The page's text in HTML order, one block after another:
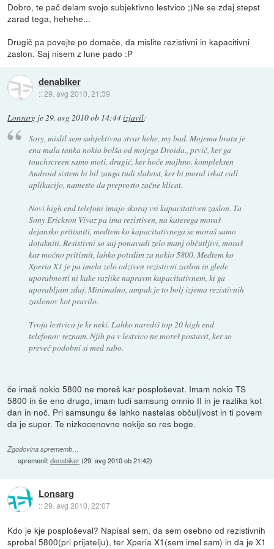
Dobro, te pač delam svojo subjektivno lestvico ;)Ne se zdaj stepst
zarad tega, hehehe...
Drugič pa povejte po domače, da mislite rezistivni in kapacitivni
zaslon. Saj nisem z lune pado :P
denabiker
::29. avg 2010, 21:39
Lonsarg je29. avg 2010 ob 14:44izjavil:
Sory, mislil sem subjektivna stvar hehe, my bad. Mojemu bratu je
ena mala tanka nokia bolša od mojega Droida., prvič, ker ga
touchscreen samo moti, drugič, ker hoče majhno. kompleksen
Android sistem bi bil zanga tudi slabost, ker bi moral iskat call
aplikacijo, namesto da preprosto začne klicat.
Novi high end telefoni imajo skoraj vsi kapacitativen zaslon. Ta
Sony Erickson Vivaz pa ima rezistiven, na katerega moraš
dejansko pritisniti, medtem ko kapacitativnega se moraš samo
dotakniti. Resistivni so saj ponavadi zelo manj občutljivi, moraš
kar močno pritisnit, lahko potrdim za nokio 5800. Medtem ko
Xperia X1 je pa imela zelo odziven rezistivni zaslon in glede
uporabnosti ni kake razlike napravm kapacitativnem, ki ga
uporabljam zdaj. Minimalno, ampak je to bolj izjema rezistivnih
zaslonov kot pravilo.
Tvoja lestvica je kr neki. Lahko narediš top 20 high end
telefonov seznam. Njih pa v lestvico ne moreš postavit, ker so
preveč podobni si med sabo.
če imaš nokio 5800 ne moreš kar posploševat. Imam nokio TS
5800 in še eno drugo, imam tudi samsung omnio II in je razlika kot
dan in noč. Pri samsungu še lahko nastelas občuljivost in ti povem
da je super. Te nizkocenovne nokije so res boge.
Zgodovina sprememb…
spremenil:denabiker(29. avg 2010 ob 21:42)
Lonsarg
::29. avg 2010, 22:07
Kdo je kje posploševal? Napisal sem, da sem osebno od rezistivnih
sprobal 5800(pri prijatelju), ter Xperia X1(sem imel sam) in da je X1